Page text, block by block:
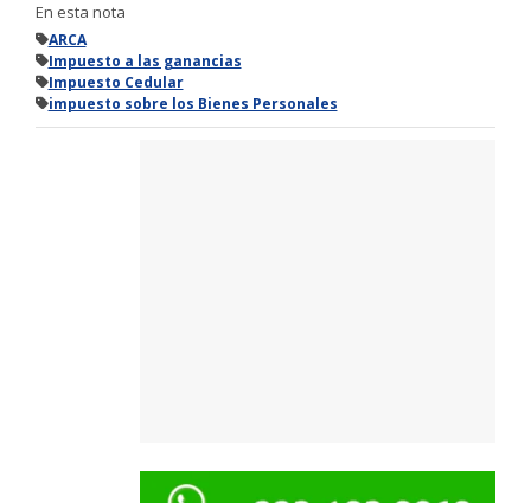
En esta nota
ARCA
Impuesto a las ganancias
Impuesto Cedular
impuesto sobre los Bienes Personales